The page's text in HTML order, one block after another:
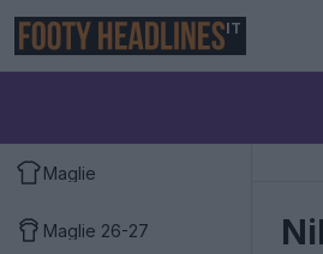
IT
Maglie
Maglie 26-27